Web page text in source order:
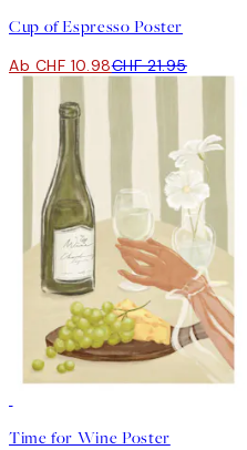
Cup of Espresso Poster
Ab CHF 10.98CHF 21.95
Time for Wine Poster